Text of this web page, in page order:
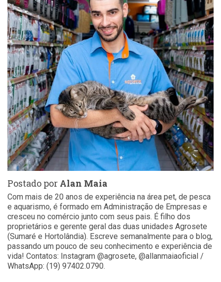
Postado por Alan Maia
Com mais de 20 anos de experiência na área pet, de pesca
e aquarismo, é formado em Administração de Empresas e
cresceu no comércio junto com seus pais. É filho dos
proprietários e gerente geral das duas unidades Agrosete
(Sumaré e Hortolândia). Escreve semanalmente para o blog,
passando um pouco de seu conhecimento e experiência de
vida! Contatos: Instagram @agrosete, @allanmaiaoficial /
WhatsApp: (19) 97402.0790.